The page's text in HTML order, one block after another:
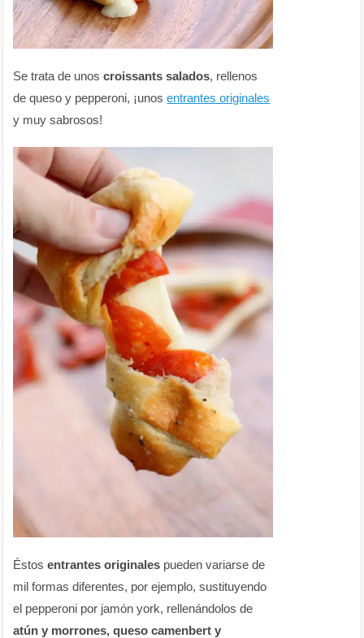
Se trata de unoscroissants salados, rellenos
de queso y pepperoni, ¡unosentrantes originales
y muy sabrosos!
Éstosentrantes originales pueden variarse de
mil formas diferentes, por ejemplo, sustituyendo
el pepperoni por jamón york, rellenándolos de
atún y morrones, queso camenbert y